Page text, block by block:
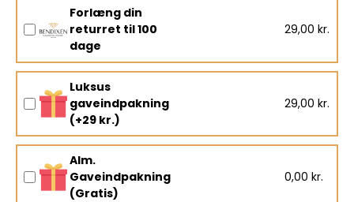
Forlæng din
returret til 100
dage
29,00 kr.
Luksus
gaveindpakning
(+29 kr.)
29,00 kr.
Alm.
Gaveindpakning
(Gratis)
0,00 kr.